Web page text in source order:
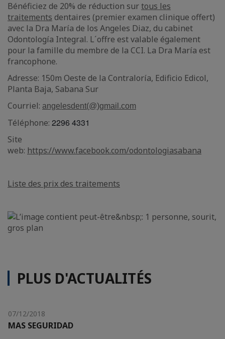
Bénéficiez de 20% de réduction surtous les
traitements dentaires (premier examen clinique offert)
avec la Dra María de los Angeles Diaz, du cabinet
Odontología Integral. L´offre est valable également
pour la famille du membre de la CCI. La Dra María est
francophone.
Adresse: 150m Oeste de la Contraloría, Edificio Edicol,
Planta Baja, Sabana Sur
Courriel: angelesdent(@)gmail.com
Téléphone: 2296 4331
Site
web: https://www.facebook.com/odontologiasabana
Liste des prix des traitements
PLUS D'ACTUALITÉS
07/12/2018
MAS SEGURIDAD